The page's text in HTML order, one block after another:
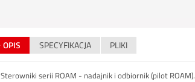
OPIS SPECYFIKACJA PLIKI
Sterowniki serii ROAM - nadajnik i odbiornik (pilot ROAM).